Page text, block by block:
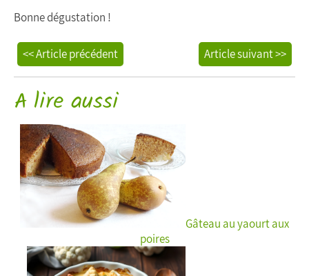
Bonne dégustation !
Article suivant >>
<< Article précédent
A lire aussi
Gâteau au yaourt aux
poires